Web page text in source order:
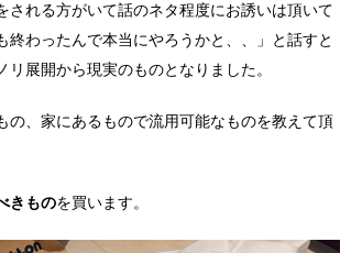
される方がいて話のネタ程度にお誘いは頂いて
わったんで本当にやろうかと、、」と話すと
リ展開から現実のものとなりました。
の、家にあるもので流用可能なものを教えて頂
きものを買います。